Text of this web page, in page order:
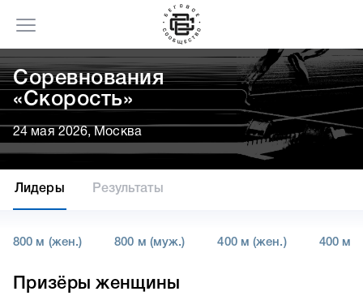
Соревнования
«Скорость»
24 мая 2026, Москва
Лидеры Результаты
800 м (жен.) 800 м (муж.) 400 м (жен.) 400 м
Призёры женщины